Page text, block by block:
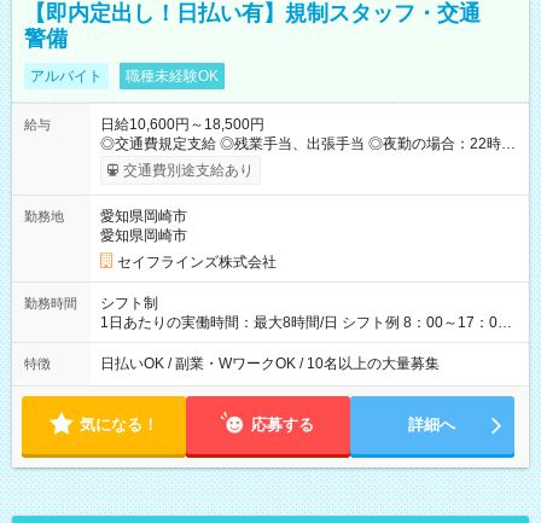
【即内定出し！日払い有】規制スタッフ・交通
警備
アルバイト 職種未経験OK
給与
日給10,600円～18,500円
◎交通費規定支給 ◎残業手当、出張手当 ◎夜勤の場合：22時～
翌5時は割増給与 ◎日払い・週払い可(希望者／条件有) ＜月収例
＞ 日給10,600円×22日稼働＝23.5万円/月 ◎自分のぺースで勤務
可能です☺ 【試用期間】試用期間あり 試用期間の長さ：3ヶ月
雇用形態、給与は本採用時と同じです。
交通費別途支給あり
勤務地
愛知県岡崎市
愛知県岡崎市
セイフラインズ株式会社
勤務時間
シフト制
1日あたりの実働時間：最大8時間/日 シフト例 8：00～17：00
21：00～6：00 ※現場によっては多少時間は前後します ▶残業
ほとんどなし！ ▶時間より早く終わることの方が多いと思いま
も日給は同額支給！ ▶ご希望の方は夜勤（21:00～6:00）のお仕
事も可能。
特徴 日払いOK / 副業・WワークOK / 10名以上の大量募集
気になる！ 応募する 詳細へ